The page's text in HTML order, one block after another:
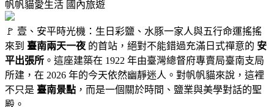
帆帆貓愛生活 國內旅遊
🚩 壹、安平時光機：生日彩鹽、水豚一家人與五行命運搖搖
來到 臺南兩天一夜 的首站，絕對不能錯過充滿日式禪意的 安
平出張所 。這座建築在 1922 年由臺灣總督府專賣局臺南支局
所建，在 2026 年的今天依然幽靜迷人。對帆帆貓來說，這裡
不只是 臺南景點 ，而是一個關於時間、鹽業與美學對話的聖
殿。